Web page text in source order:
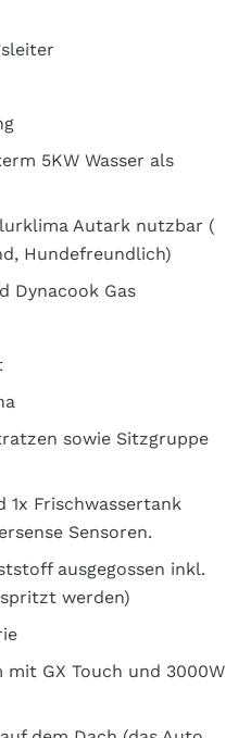
5KW Wasser als
Autark nutzbar (
Hundefreundlich)
Dynacook Gas
sowie Sitzgruppe
1x Frischwassertank
Sensoren.
ausgegossen inkl.
werden)
GX Touch und 3000W